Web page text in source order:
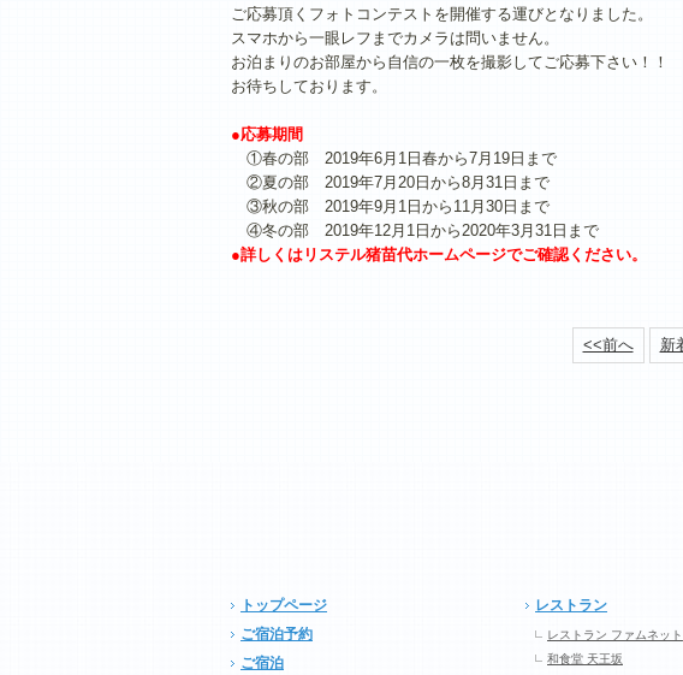
ご応募頂くフォトコンテストを開催する運びとなりました。
スマホから一眼レフまでカメラは問いません。
お泊まりのお部屋から自信の一枚を撮影してご応募下さい！！
お待ちしております。
●応募期間
①春の部 2019年6月1日春から7月19日まで
②夏の部 2019年7月20日から8月31日まで
③秋の部 2019年9月1日から11月30日まで
④冬の部 2019年12月1日から2020年3月31日まで
●詳しくはリステル猪苗代ホームページでご確認ください。
<<前へ 新
トップページ
ご宿泊予約
ご宿泊
レストラン
レストラン ファムネット
和食堂 天王坂